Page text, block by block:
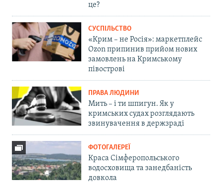
це?
СУСПІЛЬСТВО
«Крим – не Росія»: маркетплейс
Ozon припинив прийом нових
замовлень на Кримському
півострові
ПРАВА ЛЮДИНИ
Мить – і ти шпигун. Як у
кримських судах розглядають
звинувачення в держзраді
ФОТОГАЛЕРЕЇ
Краса Сімферопольського
водосховища та занедбаність
довкола